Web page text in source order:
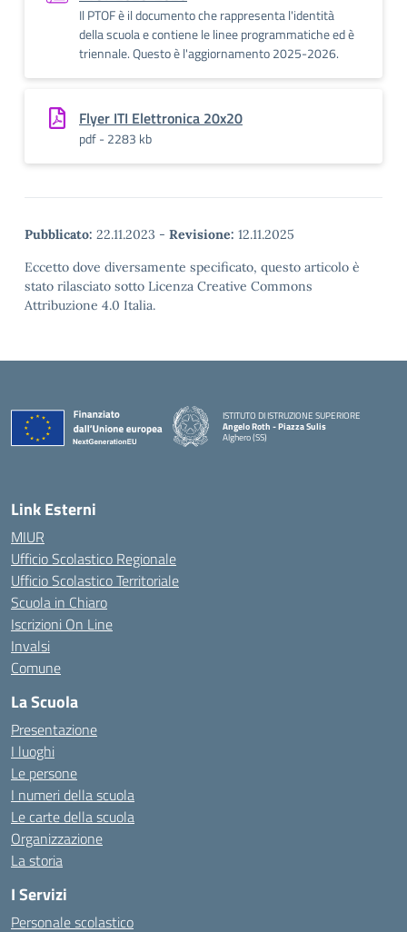
Il PTOF è il documento che rappresenta l'identità
della scuola e contiene le linee programmatiche ed è
triennale. Questo è l'aggiornamento 2025-2026.
Flyer ITI Elettronica 20x20
pdf - 2283 kb
Pubblicato: 22.11.2023 - Revisione: 12.11.2025
Eccetto dove diversamente specificato, questo articolo è
stato rilasciato sotto Licenza Creative Commons
Attribuzione 4.0 Italia.
ISTITUTO DI ISTRUZIONE SUPERIORE
Angelo Roth - Piazza Sulis
Alghero (SS)
— Visita la pagina iniziale della scuola
Link Esterni
MIUR
Ufficio Scolastico Regionale
Ufficio Scolastico Territoriale
Scuola in Chiaro
Iscrizioni On Line
Invalsi
Comune
La Scuola
Presentazione
I luoghi
Le persone
I numeri della scuola
Le carte della scuola
Organizzazione
La storia
I Servizi
Personale scolastico